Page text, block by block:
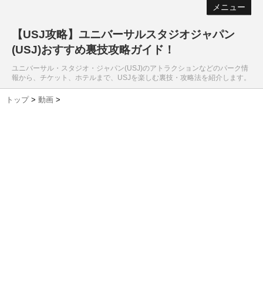
メニュー
【USJ攻略】ユニバーサルスタジオジャパン
(USJ)おすすめ裏技攻略ガイド！
ユニバーサル・スタジオ・ジャパン(USJ)のアトラクションなどのパーク情
報から、チケット、ホテルまで、USJを楽しむ裏技・攻略法を紹介します。
トップ > 動画 >